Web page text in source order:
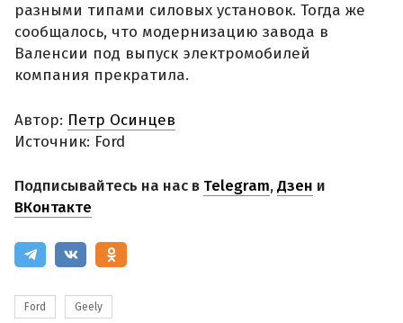
разными типами силовых установок. Тогда же
сообщалось, что модернизацию завода в
Валенсии под выпуск электромобилей
компания прекратила.
Автор: Петр Осинцев
Источник: Ford
Подписывайтесь на нас в Telegram,Дзен и
ВКонтакте
Ford Geely